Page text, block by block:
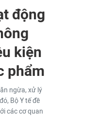
động
kiện
phẩm
ngừa, xử lý
Bộ Y tế đề
các cơ quan